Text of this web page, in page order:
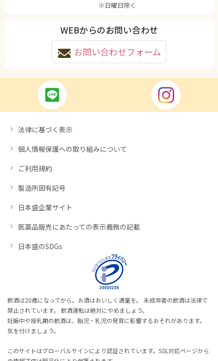
※日曜日除く
WEBからのお問い合わせ
お問い合わせフォーム
法律に基づく表示
個人情報保護への取り組みについて
ご利用規約
製造所固有記号
日本盛企業サイト
医薬品販売にあたっての表示義務の記載
日本盛のSDGs
飲酒は20歳になってから。お酒はおいしく適量を。 未成年者の飲酒は法律で
禁止されています。 飲酒運転は絶対にやめましょう。
妊娠中や授乳期の飲酒は、胎児・乳児の発育に影響するおそれがあります。
気を付けましょう。
このサイトはグローバルサインにより認証されています。SSL対応ページから